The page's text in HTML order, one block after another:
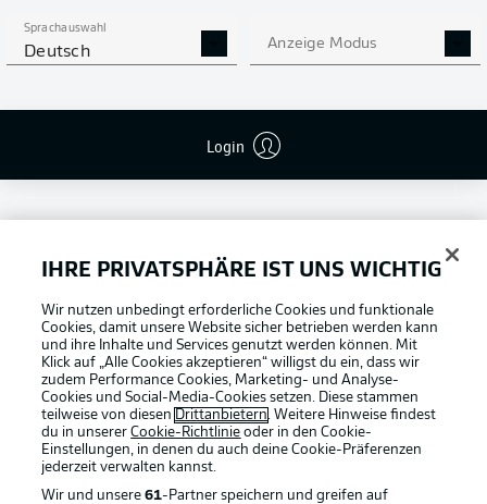
Sprachauswahl
Deutsch Anzeige Modus
Login
Football as it's meant to be
BUNDESLIGA APP
IHRE PRIVATSPHÄRE IST UNS WICHTIG
Wir nutzen unbedingt erforderliche Cookies und funktionale
Cookies, damit unsere Website sicher betrieben werden kann
und ihre Inhalte und Services genutzt werden können. Mit
Klick auf „Alle Cookies akzeptieren“ willigst du ein, dass wir
zudem Performance Cookies, Marketing- und Analyse-
Cookies und Social-Media-Cookies setzen. Diese stammen
teilweise von diesen Drittanbietern. Weitere Hinweise findest
du in unsererCookie-Richtlinie oder in den Cookie-
Einstellungen, in denen du auch deine Cookie-Präferenzen
jederzeit verwalten kannst.
Wir und unsere61-Partner speichern und greifen auf